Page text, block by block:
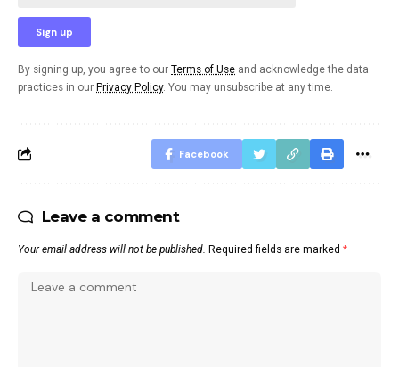
By signing up, you agree to our Terms of Use and acknowledge the data
practices in our Privacy Policy. You may unsubscribe at any time.
Facebook
Leave a comment
Your email address will not be published. Required fields are marked *